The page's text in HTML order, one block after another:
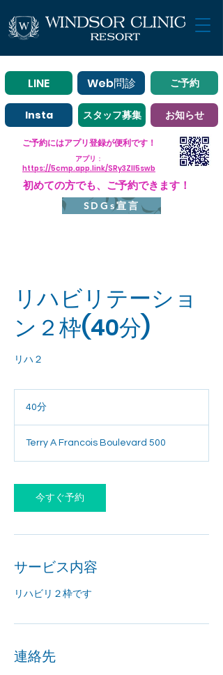
LINE Web問診 ご予約
Insta スタッフ募集 お知らせ
ご予約にはアプリ登録が便利です！
アプリ ：
https://5cmp.app.link/SRy3ZII5swb
SDGs宣言
初めての方でも、ご予約できます！
リハビリテーショ
ン２枠(40分)
リハ２
40分
Terry A Francois Boulevard 500
今すぐ予約
サービス内容
リハビリ２枠です
連絡先